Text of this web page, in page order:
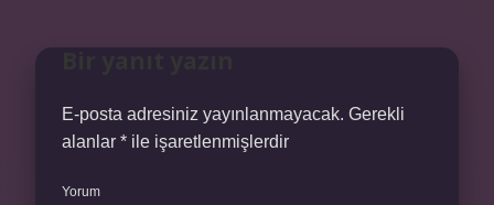
E-posta adresiniz yayınlanmayacak. Gerekli
alanlar * ile işaretlenmişlerdir
Yorum